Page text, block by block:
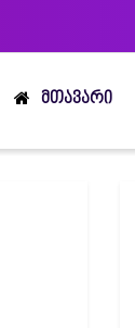
ᲛᲗᲐᲕᲐᲠᲘ